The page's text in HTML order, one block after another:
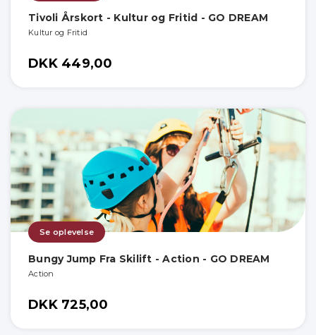
Tivoli Årskort - Kultur og Fritid - GO DREAM
Kultur og Fritid
DKK 449,00
Se oplevelse
Bungy Jump Fra Skilift - Action - GO DREAM
Action
DKK 725,00